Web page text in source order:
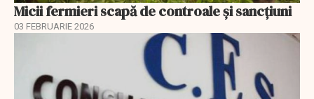
Micii fermieri scapă de controale și sancțiuni
03 FEBRUARIE 2026